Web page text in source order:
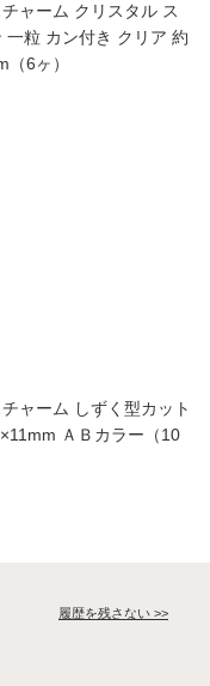
ャーム クリスタル ス
一粒 カン付き クリア 約
（6ヶ）
ャーム しずく型カット
ＡＢカラー（10
履歴を残さない >>